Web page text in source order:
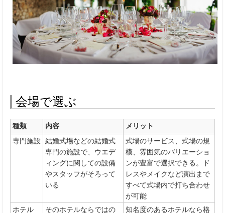
会場で選ぶ
種類 内容
メリット
専門施設
結婚式場などの結婚式
専門の施設で、ウエデ
ィングに関しての設備
やスタッフがそろって
いる
式場のサービス、式場の規
模、雰囲気のバリエーショ
ンが豊富で選択できる。ド
レスやメイクなど演出まで
すべて式場内で打ち合わせ
が可能
ホテル
そのホテルならではの
知名度のあるホテルなら格